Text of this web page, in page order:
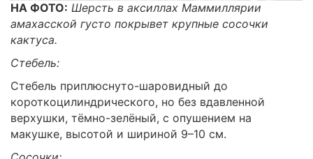
НА ФОТО: Шерсть в аксиллах Маммиллярии
амахасской густо покрывет крупные сосочки
кактуса.
Стебель:
Стебель приплюснуто-шаровидный до
короткоцилиндрического, но без вдавленной
верхушки, тёмно-зелёный, с опушением на
макушке, высотой и шириной 9–10 см.